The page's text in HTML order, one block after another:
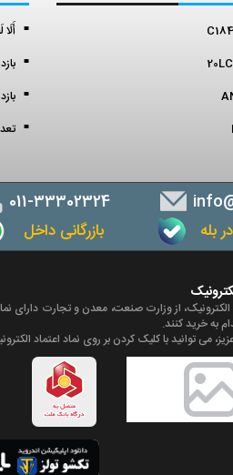
011-33302324
بله
بازرگانی داخل
از وزارت صنعت، معدن و تجارت دارای
به خرید کنند.
می توانید با کلیک کردن بر روی نماد اعتماد